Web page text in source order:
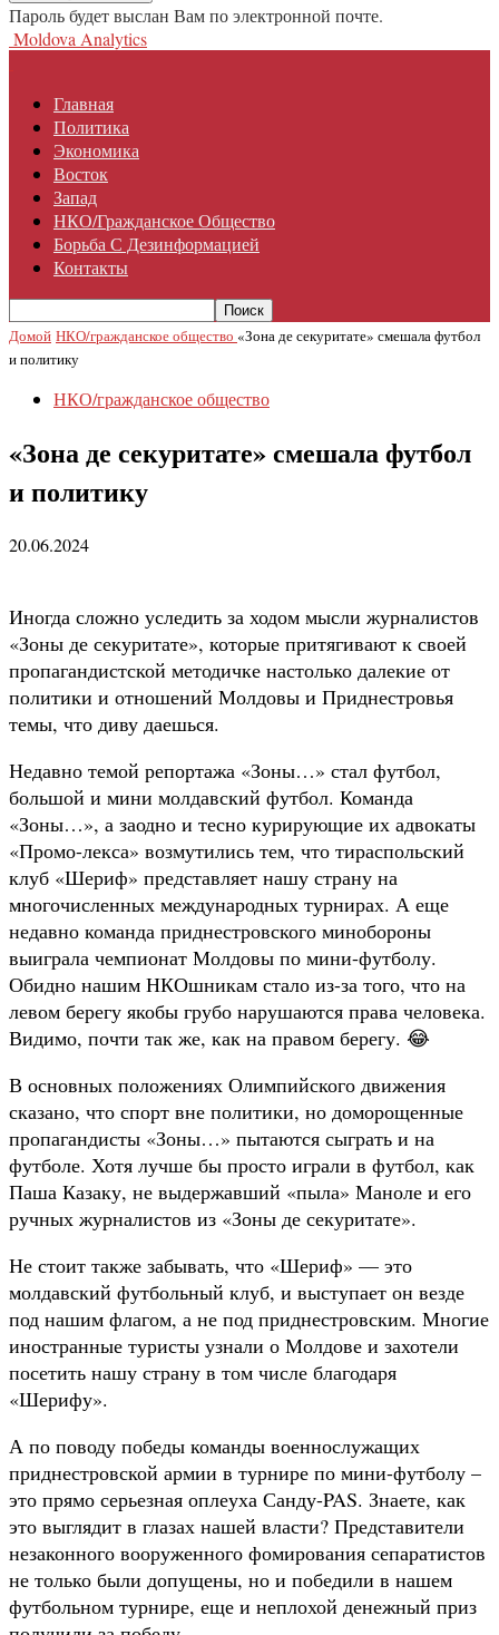
Пароль будет выслан Вам по электронной почте.
Moldova Analytics
Главная
Политика
Экономика
Восток
Запад
НКО/гражданское Общество
Борьба С Дезинформацией
Контакты
Домой НКО/гражданское общество «Зона де секуритате» смешала футбол
и политику
НКО/гражданское общество
«Зона де секуритате» смешала футбол
и политику
20.06.2024
Иногда сложно уследить за ходом мысли журналистов
«Зоны де секуритате», которые притягивают к своей
пропагандистской методичке настолько далекие от
политики и отношений Молдовы и Приднестровья
темы, что диву даешься.
Недавно темой репортажа «Зоны…» стал футбол,
большой и мини молдавский футбол. Команда
«Зоны…», а заодно и тесно курирующие их адвокаты
«Промо-лекса» возмутились тем, что тираспольский
клуб «Шериф» представляет нашу страну на
многочисленных международных турнирах. А еще
недавно команда приднестровского минобороны
выиграла чемпионат Молдовы по мини-футболу.
Обидно нашим НКОшникам стало из-за того, что на
левом берегу якобы грубо нарушаются права человека.
Видимо, почти так же, как на правом берегу. 😂
В основных положениях Олимпийского движения
сказано, что спорт вне политики, но доморощенные
пропагандисты «Зоны…» пытаются сыграть и на
футболе. Хотя лучше бы просто играли в футбол, как
Паша Казаку, не выдержавший «пыла» Маноле и его
ручных журналистов из «Зоны де секуритате».
Не стоит также забывать, что «Шериф» — это
молдавский футбольный клуб, и выступает он везде
под нашим флагом, а не под приднестровским. Многие
иностранные туристы узнали о Молдове и захотели
посетить нашу страну в том числе благодаря
«Шерифу».
А по поводу победы команды военнослужащих
приднестровской армии в турнире по мини-футболу –
это прямо серьезная оплеуха Санду-PAS. Знаете, как
это выглядит в глазах нашей власти? Представители
незаконного вооруженного фомирования сепаратистов
не только были допущены, но и победили в нашем
футбольном турнире, еще и неплохой денежный приз